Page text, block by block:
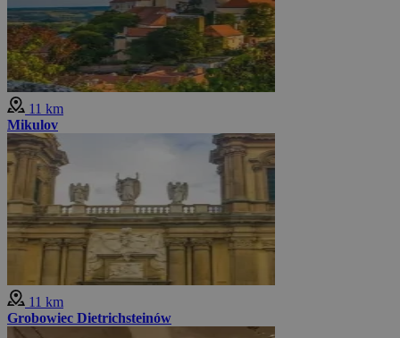
11 km
Mikulov
11 km
Grobowiec Dietrichsteinów